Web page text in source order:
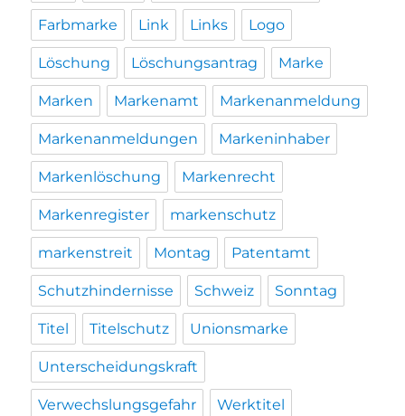
Farbmarke Link Links Logo
Löschung Löschungsantrag Marke
Marken Markenamt Markenanmeldung
Markenanmeldungen Markeninhaber
Markenlöschung Markenrecht
Markenregister markenschutz
markenstreit Montag Patentamt
Schutzhindernisse Schweiz Sonntag
Titel Titelschutz Unionsmarke
Unterscheidungskraft
Verwechslungsgefahr Werktitel